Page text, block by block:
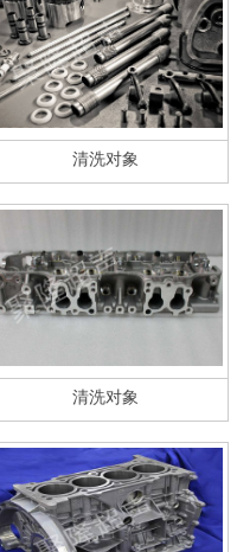
清洗对象
清洗对象